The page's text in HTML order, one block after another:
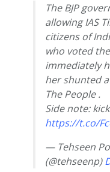
The BJP
allowing IAS
citizens of
who voted
immediately
her shunted
The People .
Side note:
https://t.co/
— Tehseen
(@tehseenp)